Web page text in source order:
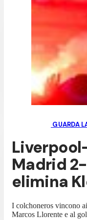
GUARDA
Madrid
elimina
I colchoneros vincono
Marcos Llorente e al